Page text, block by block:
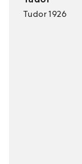
Tudor 1926